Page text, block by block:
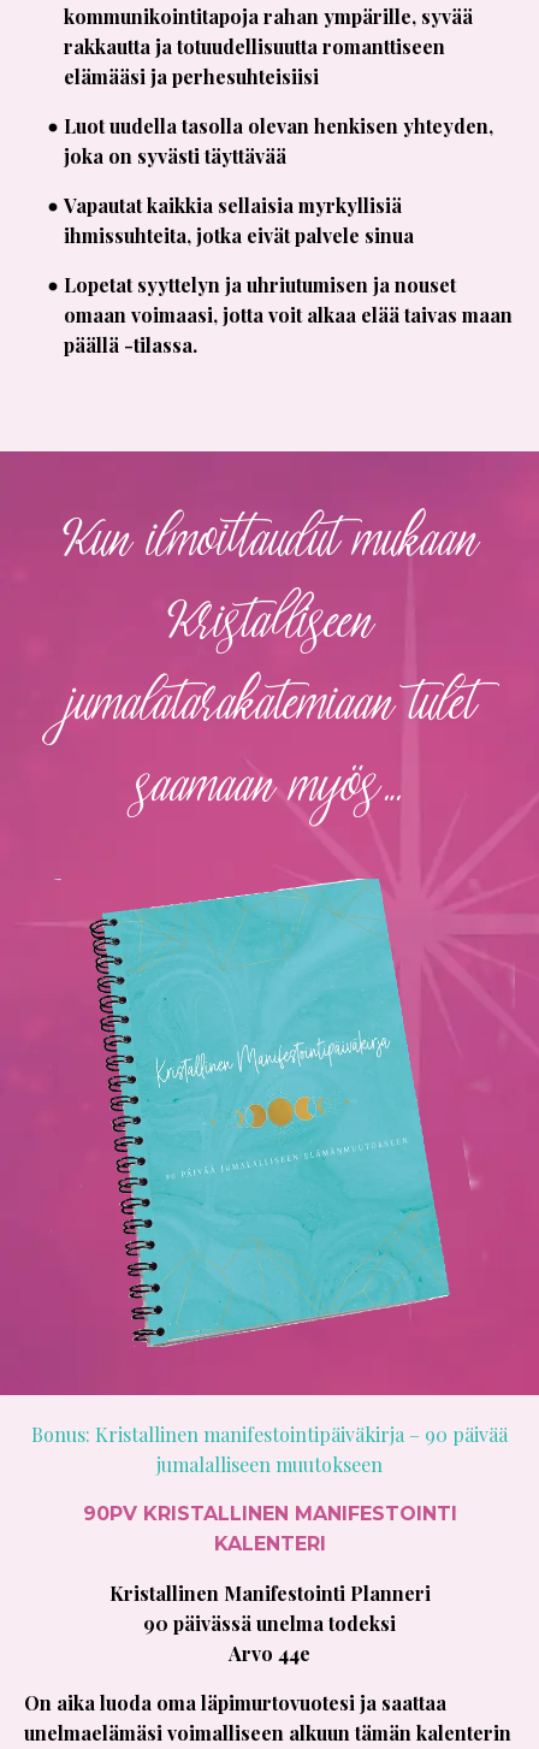
kommunikointitapoja rahan ympärille, syvää
rakkautta ja totuudellisuutta romanttiseen
elämääsi ja perhesuhteisiisi
Luot uudella tasolla olevan henkisen yhteyden,
joka on syvästi täyttävää
Vapautat kaikkia sellaisia myrkyllisiä
ihmissuhteita, jotka eivät palvele sinua
Lopetat syyttelyn ja uhriutumisen ja nouset
omaan voimaasi, jotta voit alkaa elää taivas maan
päällä -tilassa.
Bonus: Kristallinen manifestointipäiväkirja – 90 päivää
jumalalliseen muutokseen
90PV KRISTALLINEN MANIFESTOINTI
KALENTERI
Kristallinen Manifestointi Planneri
90 päivässä unelma todeksi
Arvo 44e
On aika luoda oma läpimurtovuotesi ja saattaa
unelmaelämäsi voimalliseen alkuun tämän kalenterin
Kun ilmoittaudut mukaan
Kristalliseen
jumalatarakatemiaan tulet
saamaan myös…